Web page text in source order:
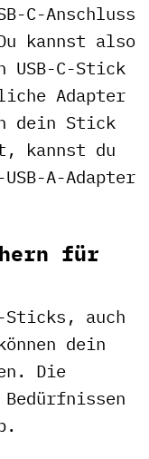
C-Anschluss
kannst also
C-Stick
Adapter
dein Stick
kannst du
A-Adapter
für
Sticks, auch
dein
Die